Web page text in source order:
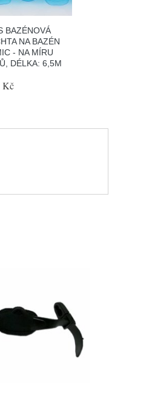
BAZÉNOVÁ
NA BAZÉN
- NA MÍRU
DÉLKA: 6,5M
Kč